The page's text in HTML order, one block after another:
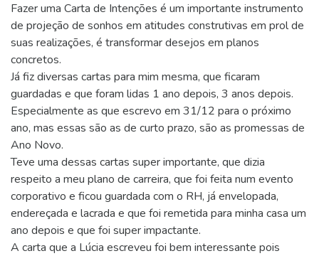
Fazer uma Carta de Intenções é um importante instrumento
de projeção de sonhos em atitudes construtivas em prol de
suas realizações, é transformar desejos em planos
concretos.
Já fiz diversas cartas para mim mesma, que ficaram
guardadas e que foram lidas 1 ano depois, 3 anos depois.
Especialmente as que escrevo em 31/12 para o próximo
ano, mas essas são as de curto prazo, são as promessas de
Ano Novo.
Teve uma dessas cartas super importante, que dizia
respeito a meu plano de carreira, que foi feita num evento
corporativo e ficou guardada com o RH, já envelopada,
endereçada e lacrada e que foi remetida para minha casa um
ano depois e que foi super impactante.
A carta que a Lúcia escreveu foi bem interessante pois